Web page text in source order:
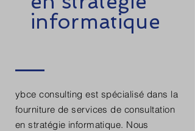
informatique
ybce consulting est spécialisé dans la
fourniture de services de consultation
en stratégie informatique. Nous